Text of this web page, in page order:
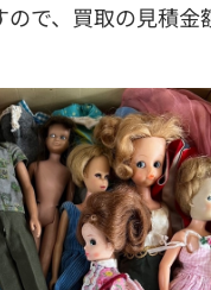
ので、買取の見積金